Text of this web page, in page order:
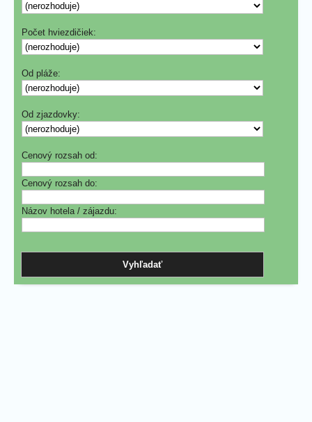
Počet hviezdičiek:
Od pláže:
Od zjazdovky:
Cenový rozsah od:
Cenový rozsah do:
Názov hotela / zájazdu: